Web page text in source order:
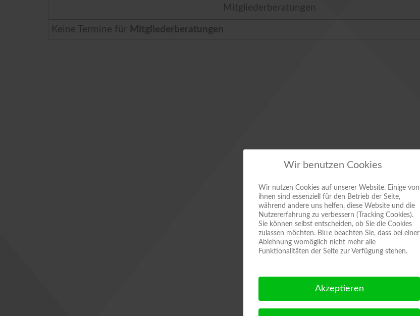
Mitgliederberatungen
Keine Termine für Mitgliederberatungen
Wir benutzen Cookies
Wir nutzen Cookies auf unserer Website. Einige von
ihnen sind essenziell für den Betrieb der Seite,
während andere uns helfen, diese Website und die
Nutzererfahrung zu verbessern (Tracking Cookies).
Sie können selbst entscheiden, ob Sie die Cookies
zulassen möchten. Bitte beachten Sie, dass bei einer
Ablehnung womöglich nicht mehr alle
Funktionalitäten der Seite zur Verfügung stehen.
Akzeptieren